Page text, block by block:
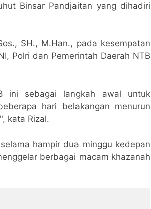
Binsar Pandjaitan yang dihadiri
SH., M.Han., pada kesempatan
Polri dan Pemerintah Daerah NTB
ini sebagai langkah awal untuk
hari belakangan menurun
kata Rizal.
hampir dua minggu kedepan
berbagai macam khazanah